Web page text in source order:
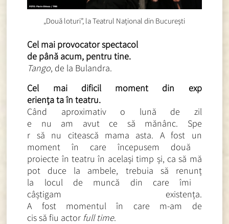
„Două loturi”, la Teatrul Național din București
Cel mai provocator spectacol
de până acum, pentru tine.
Tango, de la Bulandra.
Cel mai dificil moment din exp
eriența ta în teatru.
Când aproximativ o lună de zil
e nu am avut ce să mănânc. Spe
r să nu citească mama asta. A fost un
moment în care începusem două
proiecte în teatru în acelașitimp și, ca să mă
pot duce la ambele, trebuia să renunț
la locul de muncă din care îmi
câștigam existența.
A fost momentul în care m-am de
cis să fiu actor full time.